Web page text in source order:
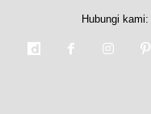
Hubungi kami: